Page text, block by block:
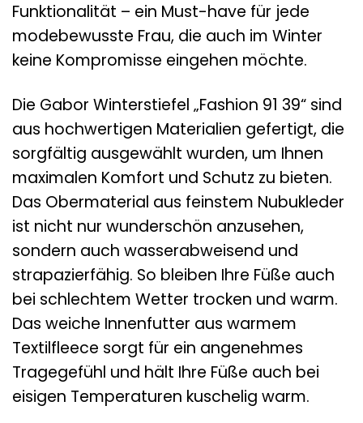
Funktionalität – ein Must-have für jede
modebewusste Frau, die auch im Winter
keine Kompromisse eingehen möchte.
Die Gabor Winterstiefel „Fashion 91 39“ sind
aus hochwertigen Materialien gefertigt, die
sorgfältig ausgewählt wurden, um Ihnen
maximalen Komfort und Schutz zu bieten.
Das Obermaterial aus feinstem Nubukleder
ist nicht nur wunderschön anzusehen,
sondern auch wasserabweisend und
strapazierfähig. So bleiben Ihre Füße auch
bei schlechtem Wetter trocken und warm.
Das weiche Innenfutter aus warmem
Textilfleece sorgt für ein angenehmes
Tragegefühl und hält Ihre Füße auch bei
eisigen Temperaturen kuschelig warm.